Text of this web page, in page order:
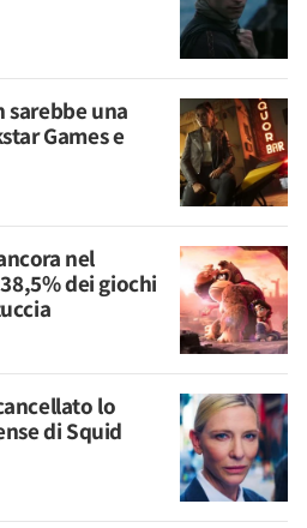
sarebbe una
Games e
nel
dei giochi
lo
di Squid